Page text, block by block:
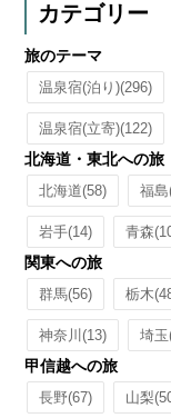
カテゴリー
旅のテーマ
温泉宿(泊り)(296)
温泉宿(立寄)(122)
北海道・東北への旅
北海道(58) 福島
岩手(14) 青森
関東への旅
群馬(56) 栃木
神奈川(13) 埼玉
甲信越への旅
長野(67) 山梨